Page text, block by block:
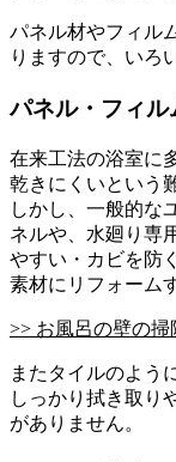
パネル材やフィル
りますので、いろ
パネル・フィ
在来工法の浴室に
乾きにくいという
しかし、一般的な
ネルや、水廻り専
やすい・カビを防
素材にリフォーム
>> お風呂の壁の掃
またタイルのよう
しっかり拭き取り
がありません。